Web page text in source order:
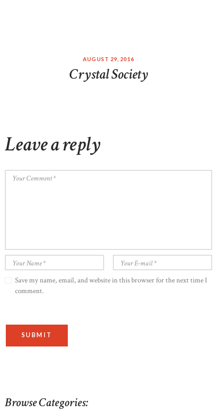
AUGUST 29, 2016
Crystal Society
Leave a reply
Save my name, email, and website in this browser for the next time I
comment.
Browse Categories: